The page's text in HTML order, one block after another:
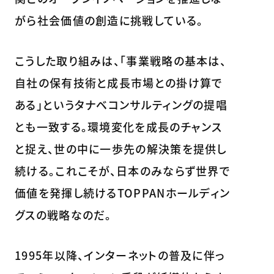
がら社会価値の創造に挑戦している。
こうした取り組みは、「事業戦略の基本は、
自社の保有技術と成長市場との掛け算で
ある」というタナベコンサルティングの提唱
とも一致する。環境変化を成長のチャンス
と捉え、世の中に一歩先の解決策を提供し
続ける。これこそが、日本のみならず世界で
価値を発揮し続けるTOPPANホールディン
グスの戦略なのだ。
1995年以降、インターネットの普及に伴っ